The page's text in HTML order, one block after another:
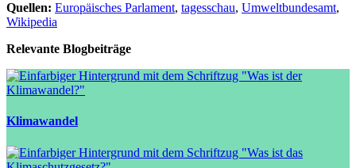
Quellen: Europäisches Parlament, tagesschau, Umweltbundesamt,
Wikipedia
Relevante Blogbeiträge
Klimawandel